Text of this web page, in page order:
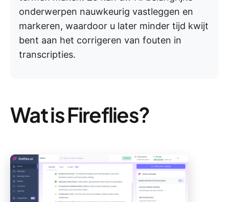
onderwerpen nauwkeurig vastleggen en
markeren, waardoor u later minder tijd kwijt
bent aan het corrigeren van fouten in
transcripties.
Wat is Fireflies?